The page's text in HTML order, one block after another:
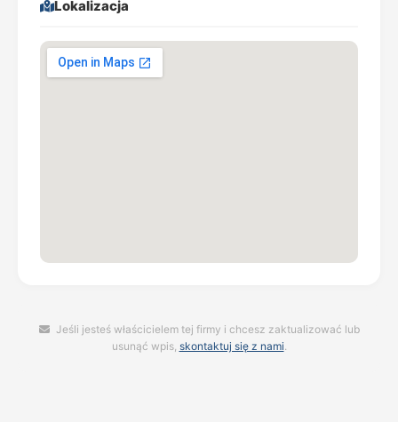
Lokalizacja
Jeśli jesteś właścicielem tej firmy i chcesz zaktualizować lub
usunąć wpis, skontaktuj się z nami.